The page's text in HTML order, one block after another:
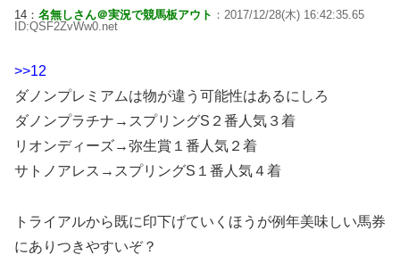
14： 名無しさん＠実況で競馬板アウト ：2017/12/28(木) 16:42:35.65
ID:QSF2ZvWw0.net
>>12
ダノンプレミアムは物が違う可能性はあるにしろ
ダノンプラチナ→スプリングS２番人気３着
リオンディーズ→弥生賞１番人気２着
サトノアレス→スプリングS１番人気４着
トライアルから既に印下げていくほうが例年美味しい馬券
にありつきやすいぞ？